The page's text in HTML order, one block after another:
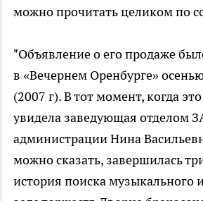
можно прочитать целиком по
"Объявление о его продаже
в «Вечернем Оренбурге»
(2007 г). В тот момент, когда
увидела заведующая отделом
администрации Нина
можно сказать, завершилась
история поиска музыкального